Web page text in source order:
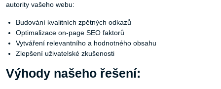
autority vašeho webu:
Budování kvalitních zpětných odkazů
Optimalizace on-page SEO faktorů
Vytváření relevantního a hodnotného obsahu
Zlepšení uživatelské zkušenosti
Výhody našeho řešení: